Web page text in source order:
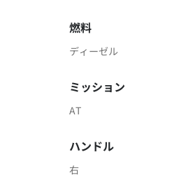
燃料
ディーゼル
ミッション
AT
ハンドル
右